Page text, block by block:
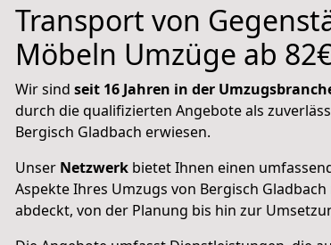
Transport von
Möbeln Umzüge ab
Wir sind seit 16 Jahren in der
durch die qualifizierten Angebote als
Bergisch Gladbach erwiesen.
Unser Netzwerk bietet Ihnen einen
Aspekte Ihres Umzugs von Bergisch
abdeckt, von der Planung bis hin zur